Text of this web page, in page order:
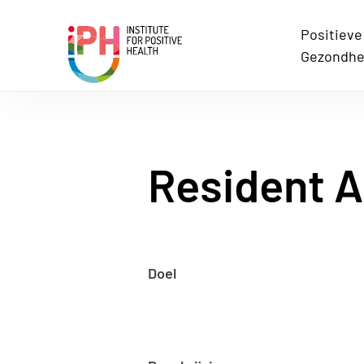
Institute for Positive Health
Positieve
Resident
Doel